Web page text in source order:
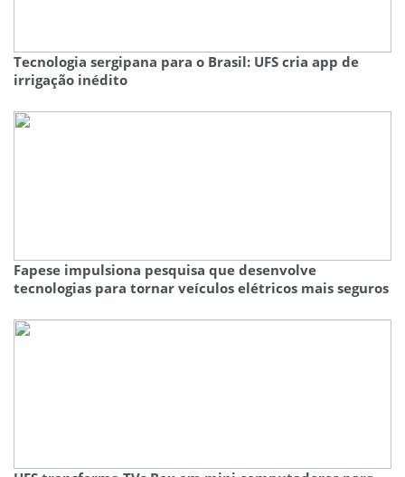
Tecnologia sergipana para o Brasil: UFS cria app de
irrigação inédito
Fapese impulsiona pesquisa que desenvolve
tecnologias para tornar veículos elétricos mais seguros